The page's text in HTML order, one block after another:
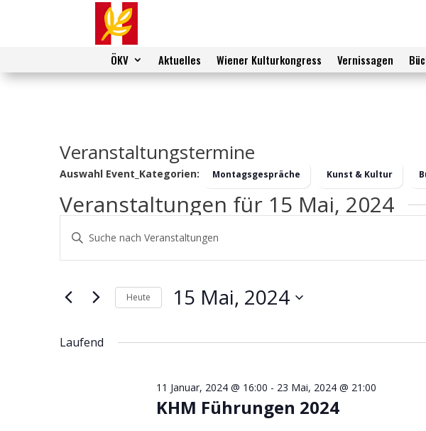
ÖKV Aktuelles Wiener Kulturkongress Vernissagen
Veranstaltungstermine
Auswahl Event_Kategorien: Montagsgespräche Kunst & Kultur
Veranstaltungen für 15 Mai, 2024
Veranstaltungen
Suche
und
Navigation
Bitte
Schlüsselwort
eingeben.
nach
Heute 15 Mai, 2024
Laufend
KHM Führungen 2024
11 Januar, 2024 @ 16:00 - 23 Mai, 2024 @ 21:00